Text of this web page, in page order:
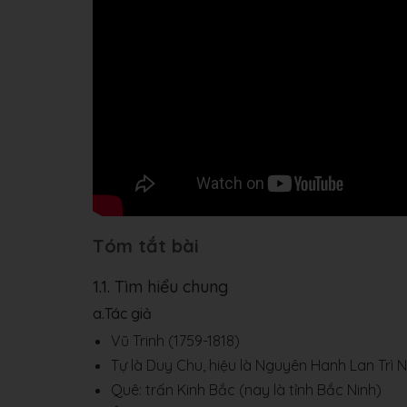
Tóm tắt bài
1.1. Tìm hiểu chung
a.Tác giả
Vũ Trinh (1759-1818)
Tự là Duy Chu, hiệu là Nguyên Hanh Lan Trì
Quê: trấn Kinh Bắc (nay là tỉnh Bắc Ninh)